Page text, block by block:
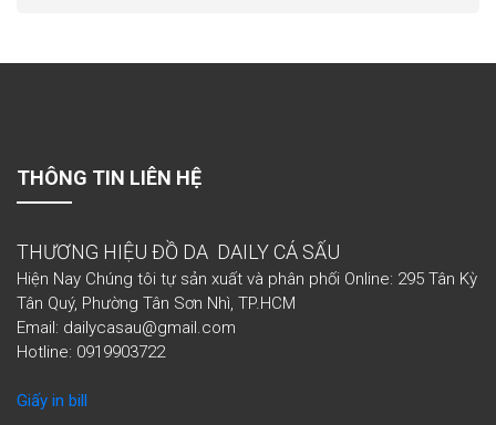
THÔNG TIN LIÊN HỆ
THƯƠNG HIỆU ĐỒ DA DAILY CÁ SẤU
Hiện Nay Chúng tôi tự sản xuất và phân phối Online: 295 Tân Kỳ
Tân Quý, Phường Tân Sơn Nhì, TP.HCM
Email: dailycasau@gmail.com
Hotline: 0919903722
Giấy in bill